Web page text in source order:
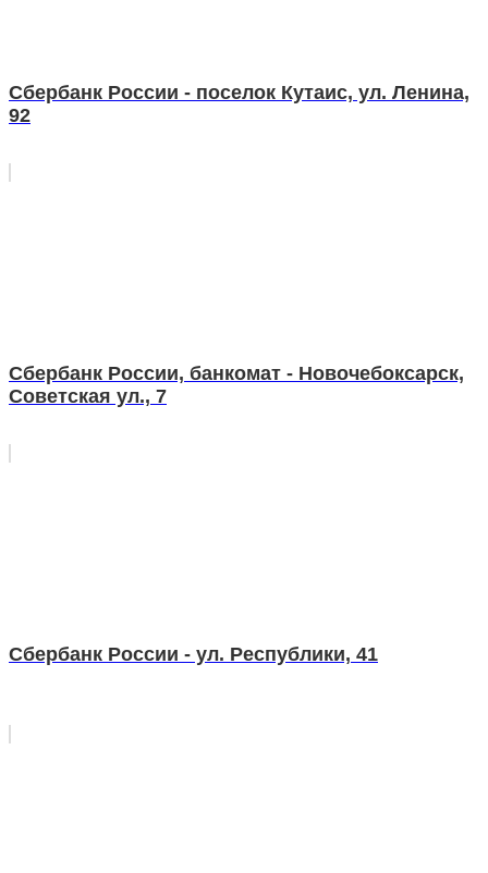
Сбербанк России - поселок Кутаис, ул. Ленина,
92
Сбербанк России, банкомат - Новочебоксарск,
Советская ул., 7
Сбербанк России - ул. Республики, 41